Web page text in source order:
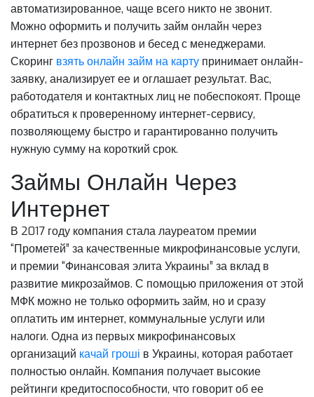
автоматизированное, чаще всего никто не звонит.
Можно оформить и получить займ онлайн через
интернет без прозвонов и бесед с менеджерами.
Скоринг взять онлайн займ на карту принимает онлайн-
заявку, анализирует ее и оглашает результат. Вас,
работодателя и контактных лиц не побеспокоят. Проще
обратиться к проверенному интернет-сервису,
позволяющему быстро и гарантированно получить
нужную сумму на короткий срок.
Займы Онлайн Через
Интернет
В 2017 году компания стала лауреатом премии
“Прометей” за качественные микрофинансовые услуги,
и премии “Финансовая элита Украины” за вклад в
развитие микрозаймов. С помощью приложения от этой
МФК можно не только оформить займ, но и сразу
оплатить им интернет, коммунальные услуги или
налоги. Одна из первых микрофинансовых
организаций качай гроші в Украины, которая работает
полностью онлайн. Компания получает высокие
рейтинги кредитоспособности, что говорит об ее